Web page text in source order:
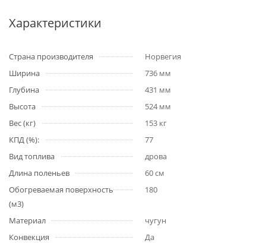
Характеристики
Страна производителя
Норвегия
Ширина
736 мм
Глубина
431 мм
Высота
524 мм
Вес (кг)
153 кг
КПД (%):
77
Вид топлива
дрова
Длина поленьев
60 см
Обогреваемая поверхность
(м3)
180
Материал
чугун
Конвекция
Да